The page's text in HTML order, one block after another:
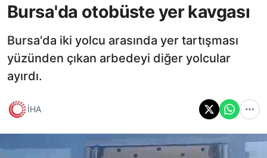
Bursa'da otobüste yer kavgası
Bursa'da iki yolcu arasında yer tartışması
yüzünden çıkan arbedeyi diğer yolcular
ayırdı.
İHA